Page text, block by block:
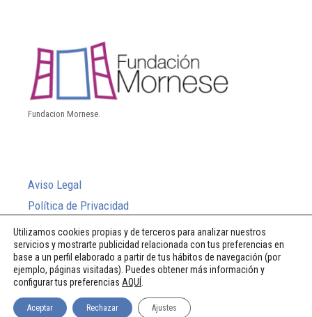
Fundacion Mornese.
Aviso Legal
Política de Privacidad
Política de Cookies
Sistema Interno de Información
© 2026 Fundación Mornese
Utilizamos cookies propias y de terceros para analizar nuestros
servicios y mostrarte publicidad relacionada con tus preferencias en
base a un perfil elaborado a partir de tus hábitos de navegación (por
ejemplo, páginas visitadas). Puedes obtener más información y
configurar tus preferencias AQUÍ
Aceptar Rechazar Ajustes